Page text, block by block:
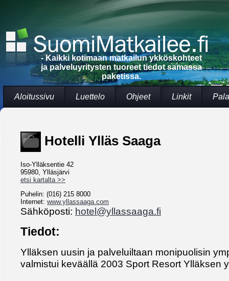
- Kaikki kotimaan matkailun ykköskohteet
ja palveluyritysten tuoreet tiedot samassa
paketissa.
Aloitussivu Luettelo Ohjeet Linkit
Hotelli Ylläs Saaga
Iso-Ylläksentie 42
95980, Ylläsjärvi
etsi kartalta >>
Puhelin: (016) 215 8000
Internet: www.yllassaaga.com
Sähköposti: hotel@yllassaaga.fi
Tiedot:
Ylläksen uusin ja palveluiltaan monipuolisin
valmistui keväällä 2003 Sport Resort Ylläksen